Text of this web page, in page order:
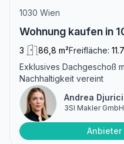
1030 Wien
Wohnung kaufen in
3 86,8 m²Freifläche:
Exklusives Dachgeschoß
Nachhaltigkeit vereint
Andrea
3SI Makler GmbH